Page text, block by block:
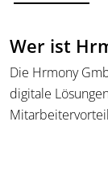
Wer ist
Die Hrmony
digitale